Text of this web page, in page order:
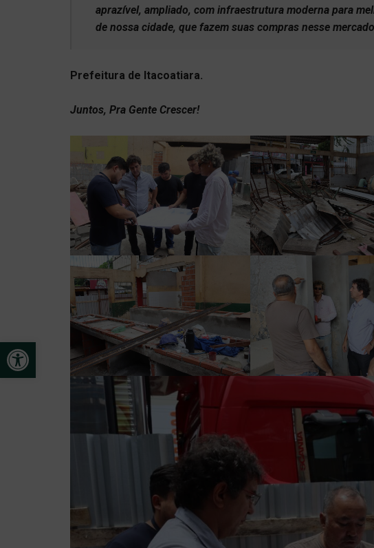
Open toolbar
aprazível, ampliado, com infraestrutura moderna para
de nossa cidade, que fazem suas compras nesse
Prefeitura de Itacoatiara.
Juntos, Pra Gente Crescer!